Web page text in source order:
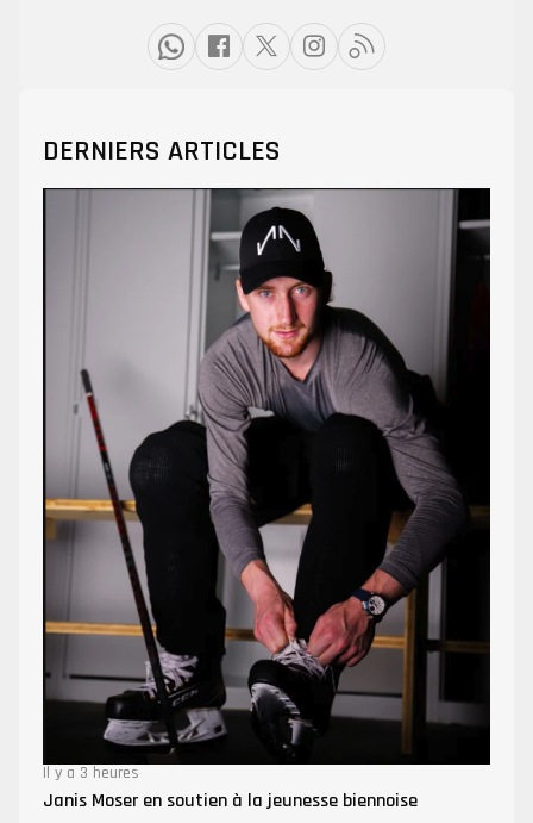
DERNIERS ARTICLES
Il y a 3 heures
Janis Moser en soutien à la jeunesse biennoise